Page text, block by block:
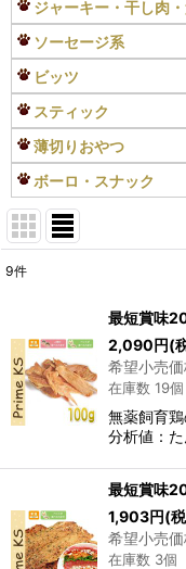
ジャーキー・干し肉
ソーセージ系
ビッツ
スティック
薄切りおやつ
ボーロ・スナック
在庫あり
並び順:
9件
最短賞味
2,090円(
希望小売価
在庫数 19個
無薬飼育
分析値：
最短賞味
1,903円(
希望小売価
在庫数 3個